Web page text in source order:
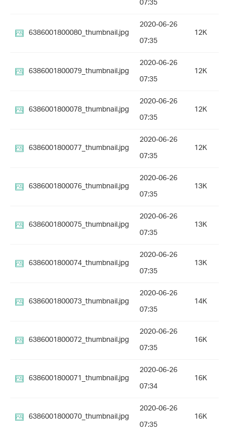
6386001800080_thumbnail.jpg
2020-06-26
07:35
12K
6386001800079_thumbnail.jpg
2020-06-26
07:35
12K
6386001800078_thumbnail.jpg
2020-06-26
07:35
12K
6386001800077_thumbnail.jpg
2020-06-26
07:35
12K
6386001800076_thumbnail.jpg
2020-06-26
07:35
13K
6386001800075_thumbnail.jpg
2020-06-26
07:35
13K
6386001800074_thumbnail.jpg
2020-06-26
07:35
13K
6386001800073_thumbnail.jpg
2020-06-26
07:35
14K
6386001800072_thumbnail.jpg
2020-06-26
07:35
16K
6386001800071_thumbnail.jpg
2020-06-26
07:34
16K
6386001800070_thumbnail.jpg
2020-06-26
07:35
16K